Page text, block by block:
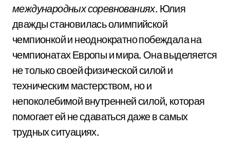
международных соревнованиях. Юлия
дважды становилась олимпийской
чемпионкой и неоднократно побеждала на
чемпионатах Европы и мира. Она выделяется
не только своей физической силой и
техническим мастерством, но и
непоколебимой внутренней силой, которая
помогает ей не сдаваться даже в самых
трудных ситуациях.